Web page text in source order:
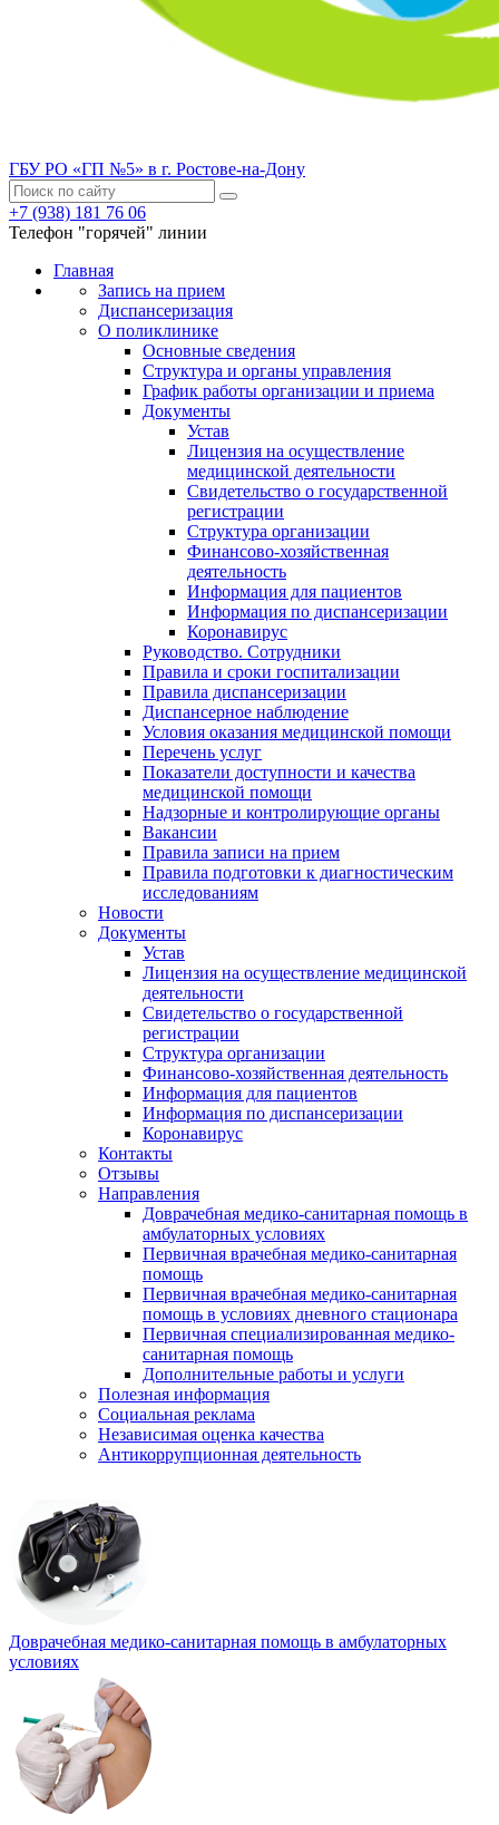
ГБУ РО «ГП №5» в г. Ростове-на-Дону
+7 (938) 181 76 06
Телефон "горячей" линии
Главная
Запись на прием
Диспансеризация
О поликлинике
Основные сведения
Структура и органы управления
График работы организации и приема
Документы
Устав
Лицензия на осуществление
медицинской деятельности
Свидетельство о государственной
регистрации
Структура организации
Финансово-хозяйственная
деятельность
Информация для пациентов
Информация по диспансеризации
Коронавирус
Руководство. Сотрудники
Правила и сроки госпитализации
Правила диспансеризации
Диспансерное наблюдение
Условия оказания медицинской помощи
Перечень услуг
Показатели доступности и качества
медицинской помощи
Надзорные и контролирующие органы
Вакансии
Правила записи на прием
Правила подготовки к диагностическим
исследованиям
Новости
Документы
Устав
Лицензия на осуществление медицинской
деятельности
Свидетельство о государственной
регистрации
Структура организации
Финансово-хозяйственная деятельность
Информация для пациентов
Информация по диспансеризации
Коронавирус
Контакты
Отзывы
Направления
Доврачебная медико-санитарная помощь в
амбулаторных условиях
Первичная врачебная медико-санитарная
помощь
Первичная врачебная медико-санитарная
помощь в условиях дневного стационара
Первичная специализированная медико-
санитарная помощь
Дополнительные работы и услуги
Полезная информация
Социальная реклама
Независимая оценка качества
Антикоррупционная деятельность
Доврачебная медико-санитарная помощь в амбулаторных
условиях